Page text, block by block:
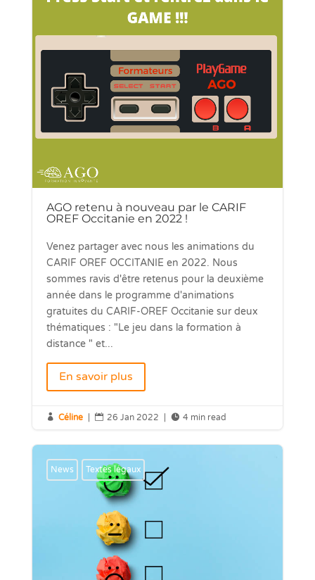
AGO retenu à nouveau par le CARIF
OREF Occitanie en 2022 !
Venez partager avec nous les animations du
CARIF OREF OCCITANIE en 2022. Nous
sommes ravis d'être retenus pour la deuxième
année dans le programme d'animations
gratuites du CARIF-OREF Occitanie sur deux
thématiques : "Le jeu dans la formation à
distance " et...
En savoir plus
 Céline  26 Jan 2022  4 min read
News Textes légaux